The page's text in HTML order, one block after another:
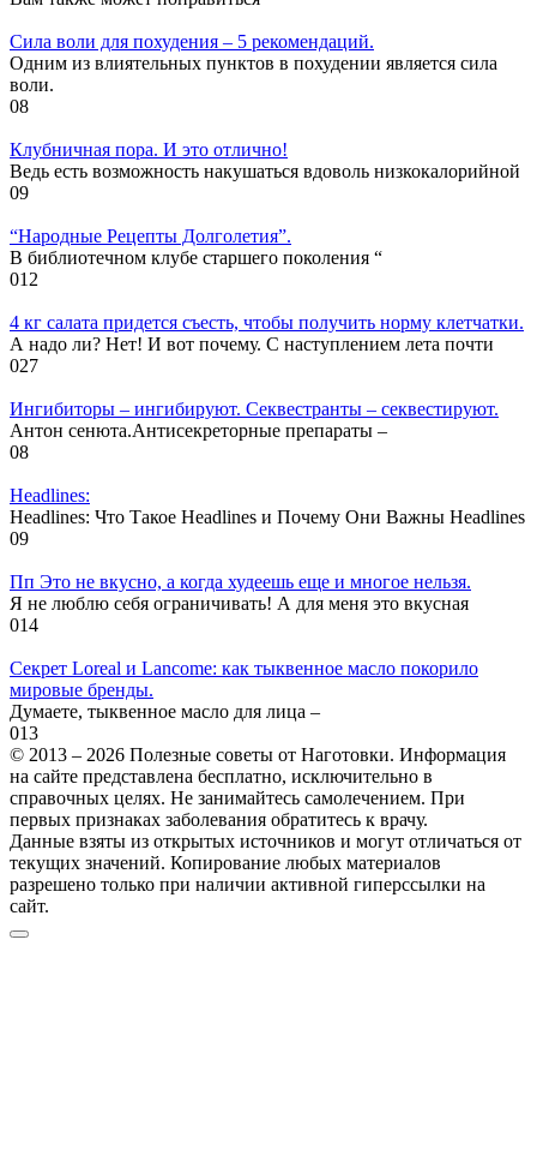
Cила воли для похудения – 5 рекомендаций.
Одним из влиятельных пунктов в похудении является сила
воли.
08
Клубничная пора. И это отлично!
Ведь есть возможность накушаться вдоволь низкокалорийной
09
“Народные Рецепты Долголетия”.
В библиотечном клубе старшего поколения “
012
4 кг салата придется съесть, чтобы получить норму клетчатки.
А надо ли? Нет! И вот почему. С наступлением лета почти
027
Ингибиторы – ингибируют. Секвестранты – секвестируют.
Антон сенюта.Антисекреторные препараты –
08
Headlines:
Headlines: Что Такое Headlines и Почему Они Важны Headlines
09
Пп Это не вкусно, а когда худеешь еще и многое нельзя.
Я не люблю себя ограничивать! А для меня это вкусная
014
Секрет Loreal и Lancome: как тыквенное масло покорило
мировые бренды.
Думаете, тыквенное масло для лица –
013
© 2013 – 2026 Полезные советы от Наготовки. Информация
на сайте представлена бесплатно, исключительно в
справочных целях. Не занимайтесь самолечением. При
первых признаках заболевания обратитесь к врачу.
Данные взяты из открытых источников и могут отличаться от
текущих значений. Копирование любых материалов
разрешено только при наличии активной гиперссылки на
сайт.